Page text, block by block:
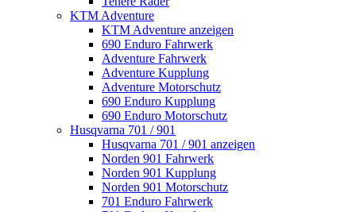
KTM Adventure
KTM Adventure anzeigen
690 Enduro Fahrwerk
Adventure Fahrwerk
Adventure Kupplung
Adventure Motorschutz
690 Enduro Kupplung
690 Enduro Motorschutz
Husqvarna 701 / 901
Husqvarna 701 / 901 anzeigen
Norden 901 Fahrwerk
Norden 901 Kupplung
Norden 901 Motorschutz
701 Enduro Fahrwerk